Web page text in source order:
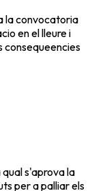
la convocatoria
en el lleure i
s'aprova la
per a palliar els